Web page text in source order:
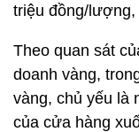
triệu đồng/
Theo quan sát
doanh vàng,
vàng, chủ yếu là
của cửa hàng